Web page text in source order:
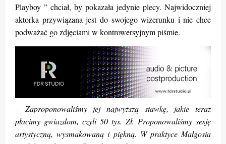
Playboy ” chciał, by pokazała jedynie plecy. Najwidoczniej
aktorka przywiązana jest do swojego wizerunku i nie chce
podważać go zdjęciami w kontrowersyjnym piśmie.
– Zaproponowaliśmy jej najwyższą stawkę, jakie teraz
płacimy gwiazdom, czyli 50 tys. Zł. Proponowaliśmy sesję
artystyczną, wysmakowaną i piękną. W praktyce Małgosia